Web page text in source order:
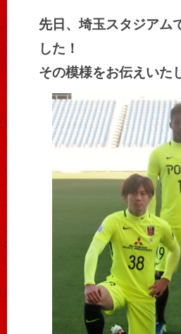
先日、埼玉スタジアム
した！
その模様をお伝えいた